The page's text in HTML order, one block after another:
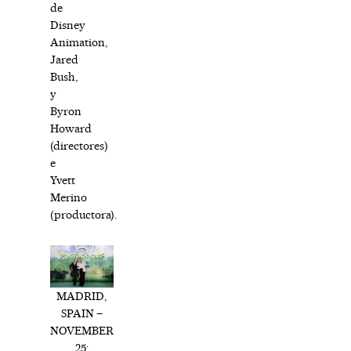
de
Disney
Animation,
Jared
Bush,
y
Byron
Howard
(directores)
e
Yvett
Merino
(productora).
MADRID,
SPAIN –
NOVEMBER
25: